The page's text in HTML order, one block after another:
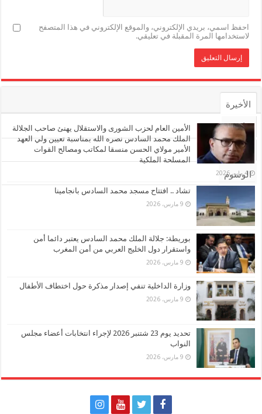
احفظ اسمي، بريدي الإلكتروني، والموقع الإلكتروني في هذا المتصفح
لاستخدامها المرة المقبلة في تعليقي.
الأخيرة
الأشهر
تعليقات
الوسوم
الأمين العام لحزب الشورى والاستقلال يهنئ صاحب الجلالة
الملك محمد السادس نصره الله بمناسبة تعيين ولي العهد
الأمير مولاي الحسن منسقا لمكاتب ومصالح القوات
المسلحة الملكية
4 مايو، 2026
تشاد .. افتتاح مسجد محمد السادس بانجامينا
9 مارس، 2026
بوريطة: جلالة الملك محمد السادس يعتبر دائما أمن
واستقرار دول الخليج العربي من أمن المغرب
9 مارس، 2026
وزارة الداخلية تنفي إصدار مذكرة حول اختطاف الأطفال
9 مارس، 2026
تحديد يوم 23 شتنبر 2026 لإجراء انتخابات أعضاء مجلس
النواب
9 مارس، 2026